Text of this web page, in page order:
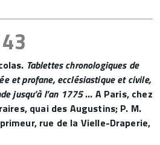
Tablettes chronologiques de
et profane, ecclésiastique et civile,
jusqu’à l’an 1775… A Paris, chez
quai des Augustins; P. M.
rue de la Vielle-Draperie,